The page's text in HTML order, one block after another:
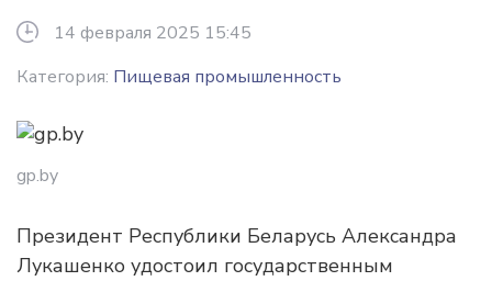
14 февраля 2025 15:45
Категория: Пищевая промышленность
gp.by
Президент Республики Беларусь Александра
Лукашенко удостоил государственным